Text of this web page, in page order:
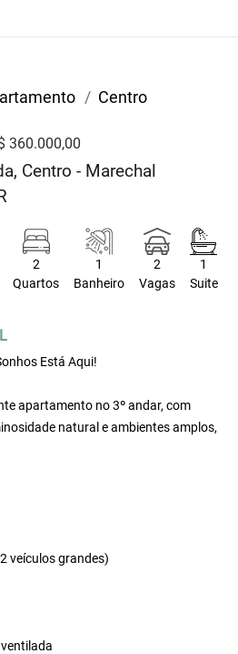
Centro
360.000,00
Centro - Marechal
2
Quartos
1
Banheiro
2
Vagas
1
Suite
Está Aqui!
apartamento no 3º andar, com
natural e ambientes amplos,
veículos grandes)